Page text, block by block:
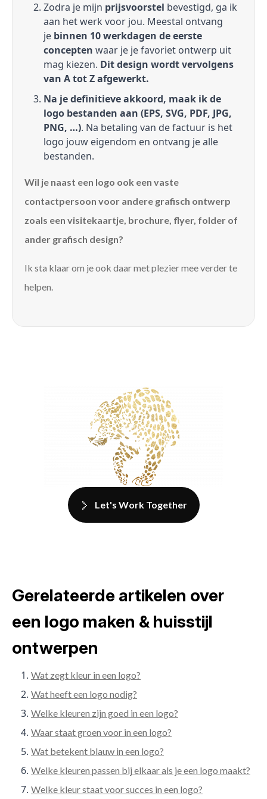
Zodra je mijn prijsvoorstel bevestigd, ga ik
aan het werk voor jou. Meestal ontvang
je binnen 10 werkdagen de eerste
concepten waar je je favoriet ontwerp uit
mag kiezen. Dit design wordt vervolgens
van A tot Z afgewerkt.
Na je definitieve akkoord, maak ik de
logo bestanden aan (EPS, SVG, PDF, JPG,
PNG, …). Na betaling van de factuur is het
logo jouw eigendom en ontvang je alle
bestanden.
Wil je naast een logo ook een vaste
contactpersoon voor andere grafisch ontwerp
zoals een visitekaartje, brochure, flyer, folder of
ander grafisch design?
Ik sta klaar om je ook daar met plezier mee verder te
helpen.
Let's Work Together
Gerelateerde artikelen over
een logo maken & huisstijl
ontwerpen
Wat zegt kleur in een logo?
Wat heeft een logo nodig?
Welke kleuren zijn goed in een logo?
Waar staat groen voor in een logo?
Wat betekent blauw in een logo?
Welke kleuren passen bij elkaar als je een logo maakt?
Welke kleur staat voor succes in een logo?